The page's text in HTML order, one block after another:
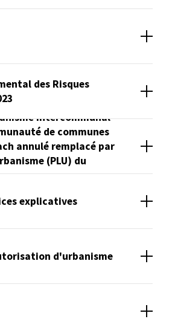
des Risques
Intercommunal
de communes
annulé remplacé par
(PLU) du
explicatives
d'urbanisme